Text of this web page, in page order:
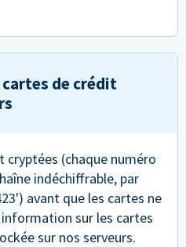
de crédit
cryptées (chaque numéro
indéchiffrable, par
avant que les cartes ne
sur les cartes
sur nos serveurs.